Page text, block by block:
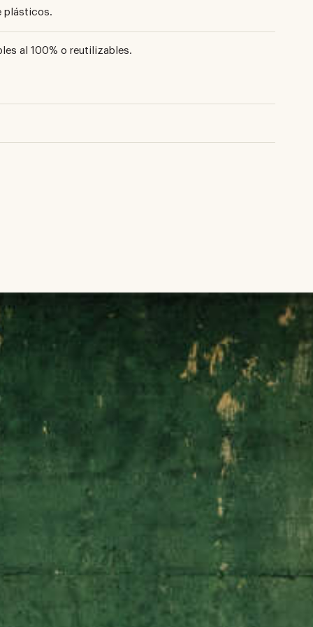
plásticos.
al 100% o reutilizables.